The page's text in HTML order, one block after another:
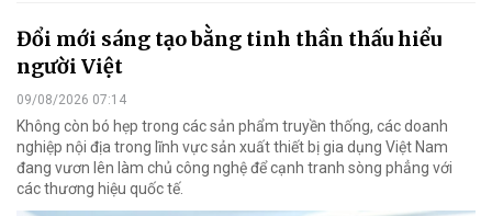
Đổi mới sáng tạo bằng tinh thần thấu hiểu
người Việt
09/08/2026 07:14
Không còn bó hẹp trong các sản phẩm truyền thống, các doanh
nghiệp nội địa trong lĩnh vực sản xuất thiết bị gia dụng Việt Nam
đang vươn lên làm chủ công nghệ để cạnh tranh sòng phẳng với
các thương hiệu quốc tế.